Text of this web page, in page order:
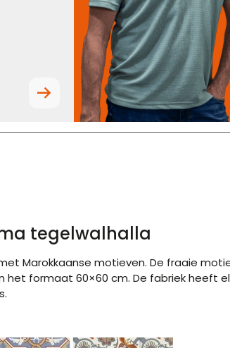
tegelwalhalla
Marokkaanse motieven. De fraaie
formaat 60×60 cm. De fabriek heeft